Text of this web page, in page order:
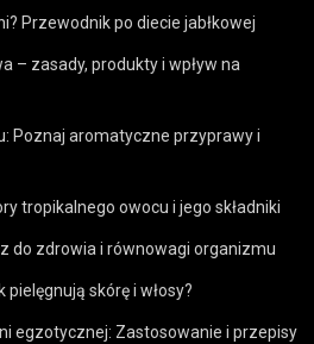
Przewodnik po diecie jabłkowej
– zasady, produkty i wpływ na
Poznaj aromatyczne przyprawy i
tropikalnego owocu i jego składniki
do zdrowia i równowagi organizmu
skórę i włosy?
egzotycznej: Zastosowanie i przepisy